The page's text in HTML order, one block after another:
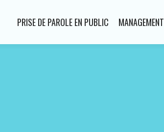
PRISE DE PAROLE EN PUBLIC MANAGEMENT